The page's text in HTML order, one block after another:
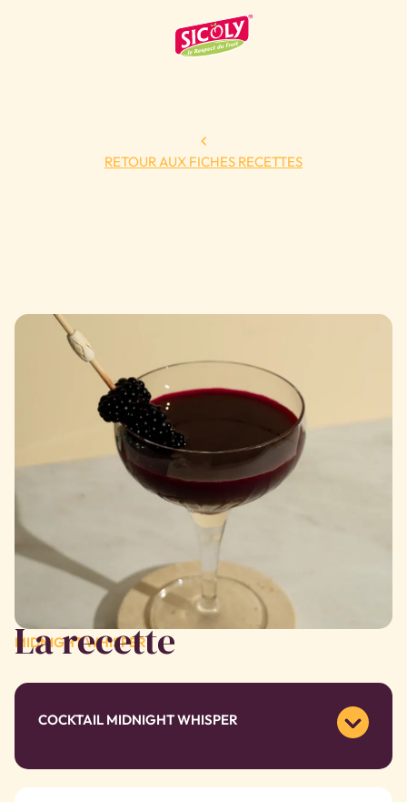
RETOUR AUX FICHES RECETTES
MIDNIGHT WHISPER
La recette
COCKTAIL MIDNIGHT WHISPER